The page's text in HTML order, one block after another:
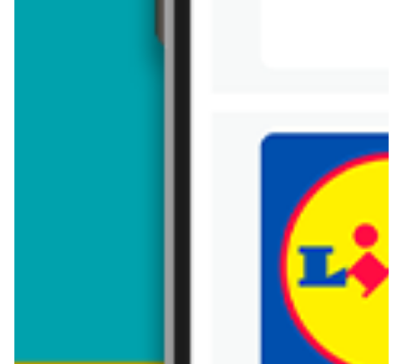
Trafiłeś na nieaktualną gazetkę
Zobacz aktualne gazetki Blix!